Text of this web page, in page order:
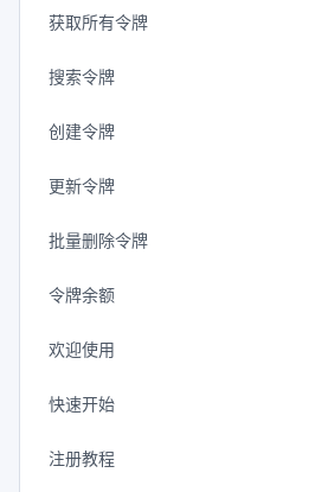
获取所有令牌
搜索令牌
创建令牌
更新令牌
批量删除令牌
令牌余额
欢迎使用
快速开始
注册教程